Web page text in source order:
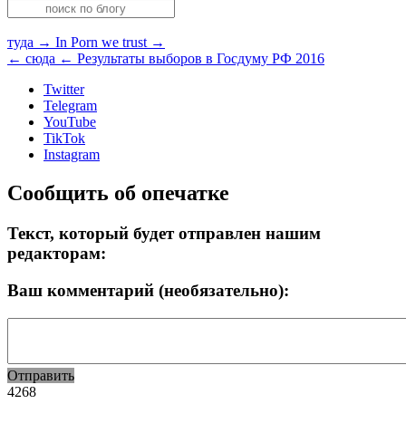
туда → In Porn we trust →
← сюда ← Результаты выборов в Госдуму РФ 2016
Twitter
Telegram
YouTube
TikTok
Instagram
Сообщить об опечатке
Текст, который будет отправлен нашим
редакторам:
Ваш комментарий (необязательно):
Отправить
4268